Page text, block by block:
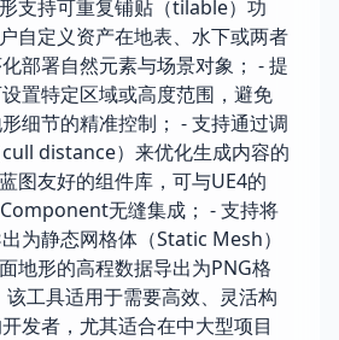
支持可重复铺贴（tilable）功
自定义资产在地表、水下或两者
部署自然元素与场景对象； - 提
置特定区域或高度范围，避免
细节的精准控制； - 支持通过调
distance）来优化生成内容的
图友好的组件库，可与UE4的
无缝集成； - 支持将
为静态网格体（Static Mesh）
地形的高程数据导出为PNG格
工具适用于需要高效、灵活构
发者，尤其适合在中大型项目